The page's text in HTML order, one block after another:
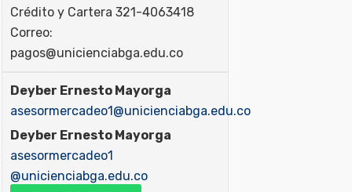
Crédito y Cartera 321-4063418
Correo:
pagos@unicienciabga.edu.co
Deyber Ernesto Mayorga
asesormercadeo1@unicienciabga.edu.co
Deyber Ernesto Mayorga
asesormercadeo1
@unicienciabga.edu.co